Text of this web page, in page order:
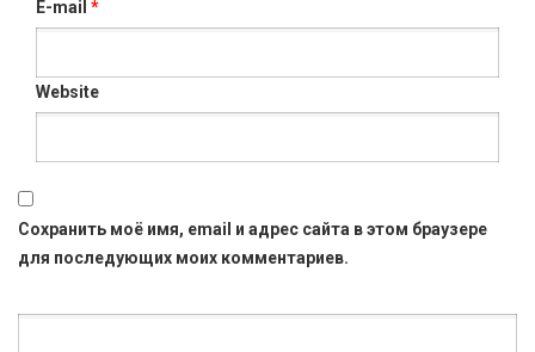
E-mail *
Website
Сохранить моё имя, email и адрес сайта в этом браузере
для последующих моих комментариев.